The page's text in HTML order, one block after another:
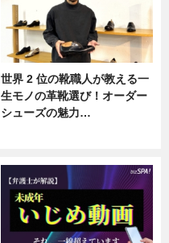
世界 2 位の靴職人が教える一
生モノの革靴選び！オーダー
シューズの魅力…